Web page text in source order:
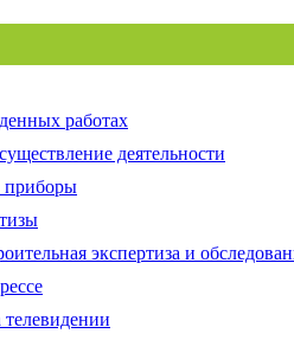
работах
деятельности
приборы
экспертиза и